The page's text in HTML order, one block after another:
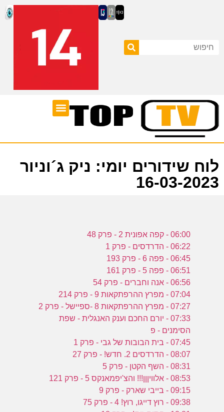
לוח שידורים יומי: ניק ג´וניור
16-03-2023
06:00 - קפה אפונית 2 - פרק 48
06:22 - הדרדסים - פרק 1
06:45 - פפה 6 - פרק 193
06:51 - פפה 5 - פרק 161
06:56 - אנה וחברים - פרק 54
07:04 - מפרץ ההרפתקאות 9 - פרק 214
07:27 - מפרץ ההרפתקאות 8 -ספיישל - פרק 2
07:33 - יורם החכם וענק האנגלית - שפת
הסימנים - פ
07:45 - בית הבובות של גבי - פרק 1
08:07 - הדרדסים 2. חדש! - פרק 27
08:31 - השף הקטן - פרק 5
08:53 - אלוויןןן!!! והצ'יפמאנקס 5 - פרק 121
09:15 - בייבי שארק - פרק 9
09:38 - רוץ דייגו, רוץ! 4 - פרק 75